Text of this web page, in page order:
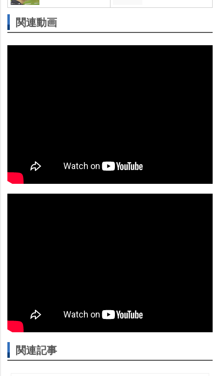
関連動画
関連記事